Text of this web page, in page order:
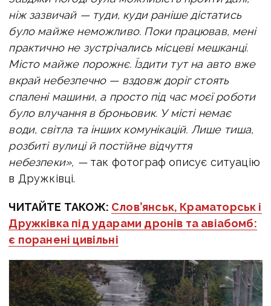
ніж зазвичай — туди, куди раніше дістатись
було майже неможливо. Поки працював, мені
практично не зустрічались місцеві мешканці.
Місто майже порожнє. Їздити тут на авто вже
вкрай небезпечно — вздовж доріг стоять
спалені машини, а просто під час моєї роботи
було влучання в броньовик. У місті немає
води, світла та інших комунікацій. Лише тиша,
розбиті вулиці й постійне відчуття
небезпеки», —так фотограф описує ситуацію
в Дружківці.
ЧИТАЙТЕ ТАКОЖ: Слов’янськ, Краматорськ і
Дружківка під ударами дронів та авіабомб:
є поранені цивільні